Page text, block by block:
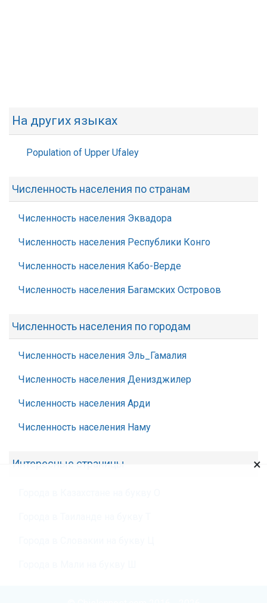
На других языках
Population of Upper Ufaley
Численность населения по странам
Численность населения Эквадора
Численность населения Республики Конго
Численность населения Кабо-Верде
Численность населения Багамских Островов
Численность населения по городам
Численность населения Эль_Гамалия
Численность населения Денизджилер
Численность населения Арди
Численность населения Наму
Интересные страницы ×